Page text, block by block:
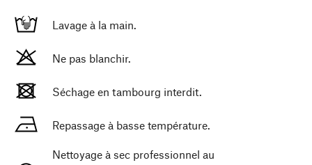
Lavage à la main.
Ne pas blanchir.
Séchage en tambourg interdit.
Repassage à basse température.
Nettoyage à sec professionnel au